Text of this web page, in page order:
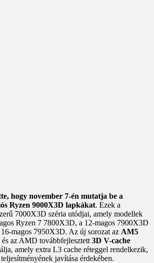
hogy november 7-én mutatja be a
Ryzen 9000X3D lapkákat. Ezek a
7000X3D széria utódjai, amely modellek
Ryzen 7 7800X3D, a 12-magos 7900X3D
16-magos 7950X3D. Az új sorozat az AM5
az AMD továbbfejlesztett 3D V-cache
amely extra L3 cache réteggel rendelkezik,
javítása érdekében.